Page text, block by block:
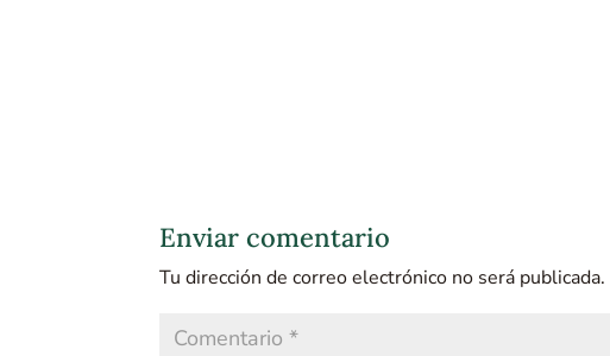
Enviar comentario
Tu dirección de correo electrónico no será publicada.